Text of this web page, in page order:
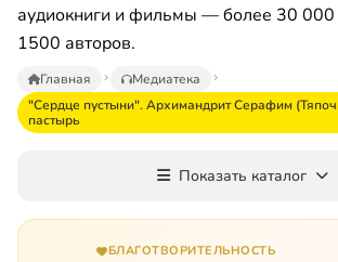
аудиокниги и фильмы — более 30 000
1500 авторов.
Главная
Медиатека
"Сердце пустыни". Архимандрит Серафим
пастырь
Показать каталог
БЛАГОТВОРИТЕЛЬНОСТЬ